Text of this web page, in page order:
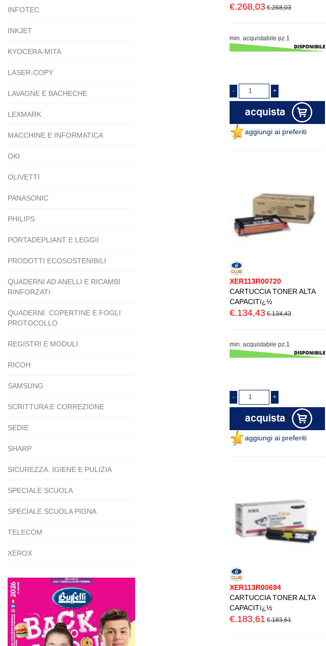
INFOTEC
INKJET
KYOCERA-MITA
LASER-COPY
LAVAGNE E BACHECHE
LEXMARK
MACCHINE E INFORMATICA
OKI
OLIVETTI
PANASONIC
PHILIPS
PORTADEPLIANT E LEGGII
PRODOTTI ECOSOSTENIBILI
QUADERNI AD ANELLI E RICAMBI
RINFORZATI
QUADERNI. COPERTINE E FOGLI
PROTOCOLLO
REGISTRI E MODULI
RICOH
SAMSUNG
SCRITTURA E CORREZIONE
SEDIE
SHARP
SICUREZZA. IGIENE E PULIZIA
SPECIALE SCUOLA
SPECIALE SCUOLA PIGNA
TELECOM
XEROX
€.268,03 €.268,03
min. acquistabile pz.1
aggiungi ai preferiti
XER113R00720
CARTUCCIA TONER ALTA
CAPACITï¿½
€.134,43 €.134,43
min. acquistabile pz.1
aggiungi ai preferiti
XER113R00694
CARTUCCIA TONER ALTA
CAPACITï¿½
€.183,61 €.183,61